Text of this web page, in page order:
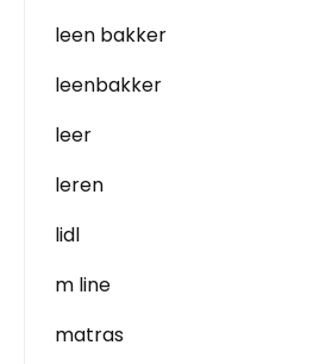
leen bakker
leenbakker
leer
leren
lidl
m line
matras